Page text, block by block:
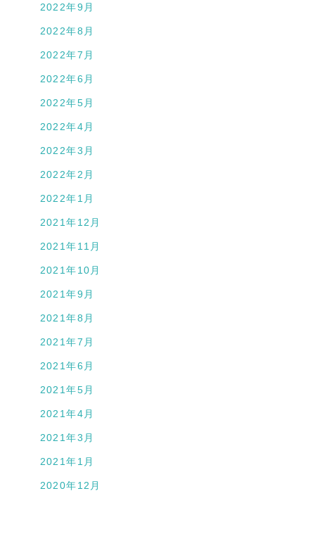
2022年9月
2022年8月
2022年7月
2022年6月
2022年5月
2022年4月
2022年3月
2022年2月
2022年1月
2021年12月
2021年11月
2021年10月
2021年9月
2021年8月
2021年7月
2021年6月
2021年5月
2021年4月
2021年3月
2021年1月
2020年12月